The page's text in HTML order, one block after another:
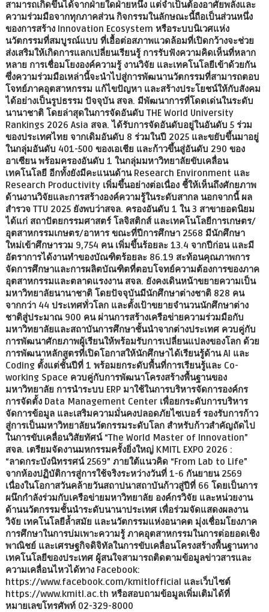
สามารถเกิดขึ้นได้จากฝ่ายใดฝ่ายหนึ่ง แต่จำเป็นต้องอาศัยพลังและ
ความร่วมมือจากทุกภาคส่วน กิจกรรมในลักษณะนี้ถือเป็นส่วนหนึ่ง
ของการสร้าง Innovation Ecosystem หรือระบบนิเวศแห่ง
นวัตกรรมที่สมบูรณ์แบบ ที่เอื้อต่อสภาพแวดล้อมที่เปิดกว้างจะช่วย
ส่งเสริมให้เกิดการแลกเปลี่ยนเรียนรู้ การรับฟังความคิดเห็นที่หลาก
หลาย การเชื่อมโยงองค์ความรู้ งานวิจัย และเทคโนโลยีเข้าด้วยกัน
ซึ่งความร่วมมือเหล่านี้จะนำไปสู่การพัฒนานวัตกรรมที่สามารถตอบ
โจทย์ภาคอุตสาหกรรม แก้ไขปัญหา และสร้างประโยชน์ให้กับสังคม
ได้อย่างเป็นรูปธรรม ปัจจุบัน สจล. มีพัฒนาการที่โดดเด่นในระดับ
นานาชาติ โดยล่าสุดในการจัดอันดับ THE World University
Rankings 2026 Asia สจล. ได้รับการจัดอันดับอยู่ในอันดับ 5 ร่วม
ของประเทศไทย จากเดิมอันดับ 8 ร่วมในปี 2025 และขยับขึ้นมาอยู่
ในกลุ่มอันดับ 401-500 ของเอเชีย และก้าวขึ้นสู่อันดับ 290 ของ
อาเซียน พร้อมครองอันดับ 1 ในกลุ่มมหาวิทยาลัยขับเคลื่อน
เทคโนโลยี อีกทั้งยังมีคะแนนด้าน Research Environment และ
Research Productivity เพิ่มขึ้นอย่างต่อเนื่อง ชี้ให้เห็นถึงศักยภาพ
ด้านงานวิจัยและการสร้างองค์ความรู้ในระดับสากล นอกจากนี้ ผล
สำรวจ TTU 2025 ยังพบว่าสจล. ครองอันดับ 1 ใน 3 สาขายอดนิยม
ได้แก่ สถาปัตยกรรมศาสตร์ โลจิสติกส์ และเทคโนโลยีการเกษตร/
อุตสาหกรรมเกษตร/อาหาร ขณะที่ปีการศึกษา 2568 มีนักศึกษา
ใหม่เข้าศึกษารวม 9,754 คน เพิ่มขึ้นร้อยละ 13.4 จากปีก่อน และมี
อัตราการได้งานทำของบัณฑิตร้อยละ 86.19 สะท้อนคุณภาพการ
จัดการศึกษาและการผลิตบัณฑิตที่ตอบโจทย์ความต้องการของภาค
อุตสาหกรรมและตลาดแรงงาน สจล. ยังคงเดินหน้าขยายความเป็น
มหาวิทยาลัยนานาชาติ โดยปัจจุบันมีนักศึกษาต่างชาติ 828 คน
จากกว่า 44 ประเทศทั่วโลก และตั้งเป้าขยายจำนวนนักศึกษาต่าง
ชาติสู่ประมาณ 900 คน ผ่านการสร้างเครือข่ายความร่วมมือกับ
มหาวิทยาลัยและสถาบันการศึกษาชั้นนำจากต่างประเทศ ควบคู่กับ
การพัฒนาศักยภาพผู้เรียนให้พร้อมรับการเปลี่ยนแปลงของโลก ด้วย
การพัฒนาหลักสูตรที่เปิดโอกาสให้นักศึกษาได้เรียนรู้ด้าน AI และ
Coding ตั้งแต่ชั้นปีที่ 1 พร้อมยกระดับพื้นที่การเรียนรู้และ Co-
working Space ควบคู่กับการพัฒนาโครงสร้างพื้นฐานของ
มหาวิทยาลัย การนำระบบ ERP มาใช้ในการบริหารจัดการองค์กร
การจัดตั้ง Data Management Center เพื่อยกระดับการบริหาร
จัดการข้อมูล และเสริมความมั่นคงปลอดภัยไซเบอร์ รองรับการก้าว
สู่การเป็นมหาวิทยาลัยนวัตกรรมระดับโลก สำหรับก้าวสำคัญถัดไป
ในการขับเคลื่อนวิสัยทัศน์ “The World Master of Innovation”
สจล. เตรียมจัดงานมหกรรมครั้งยิ่งใหญ่ KMITL EXPO 2026 :
“ลาดกระบังนิทรรศน์ 2569” ภายใต้แนวคิด “From Lab to Life”
จากห้องปฏิบัติการสู่การใช้จริงระหว่างวันที่ 1-6 กันยายน 2569
เนื่องในโอกาสวันคล้ายวันสถาปนาสถาบันก้าวสู่ปีที่ 66 โดยเป็นการ
ผนึกกำลังร่วมกับเครือข่ายมหาวิทยาลัย องค์กรวิจัย และหน่วยงาน
ด้านนวัตกรรมชั้นนำระดับนานาประเทศ เพื่อร่วมจัดแสดงผลงาน
วิจัย เทคโนโลยีล้ำสมัย และนวัตกรรมแห่งอนาคต มุ่งเชื่อมโยงภาค
การศึกษาในการบ่มเพาะความรู้ ภาคอุตสาหกรรมในการต่อยอดเชิง
พาณิชย์ และเศรษฐกิจดิจิทัลในการขับเคลื่อนโครงสร้างพื้นฐานทาง
เทคโนโลยีของประเทศ ผู้สนใจสามารถติดตามข้อมูลข่าวสารและ
ความเคลื่อนไหวได้ทาง Facebook:
https://www.facebook.com/kmitlofficial และเว็บไซต์
https://www.kmitl.ac.th หรือสอบถามข้อมูลเพิ่มเติมได้ที่
หมายเลขโทรศัพท์ 02-329-8000